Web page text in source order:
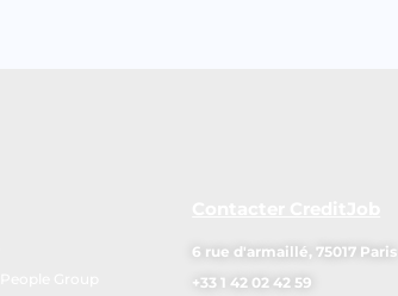
6 rue d'armaillé, 75017 Paris
+33 1 42 02 42 59